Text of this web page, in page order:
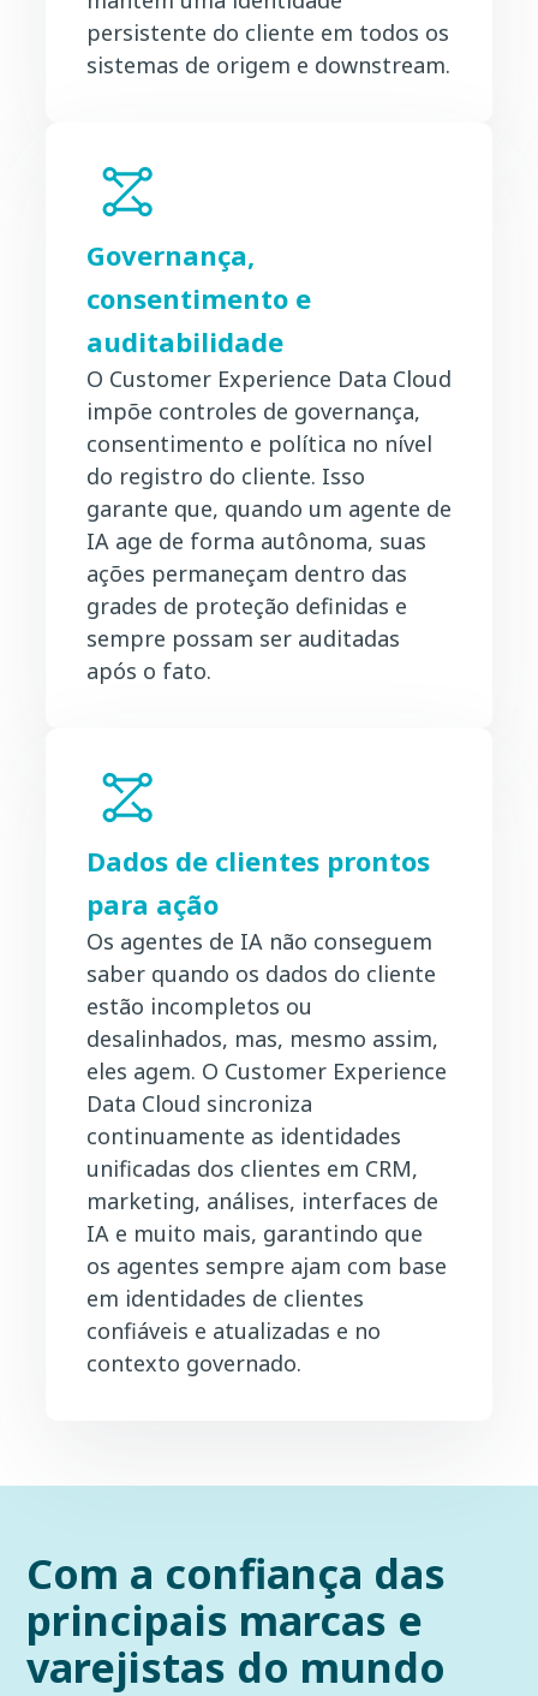
persistente do cliente em todos os
sistemas de origem e downstream.
Governança,
consentimento e
auditabilidade
O Customer Experience Data Cloud
impõe controles de governança,
consentimento e política no nível
do registro do cliente. Isso
garante que, quando um agente de
IA age de forma autônoma, suas
ações permaneçam dentro das
grades de proteção definidas e
sempre possam ser auditadas
após o fato.
Dados de clientes prontos
para ação
Os agentes de IA não conseguem
saber quando os dados do cliente
estão incompletos ou
desalinhados, mas, mesmo assim,
eles agem. O Customer Experience
Data Cloud sincroniza
continuamente as identidades
unificadas dos clientes em CRM,
marketing, análises, interfaces de
IA e muito mais, garantindo que
os agentes sempre ajam com base
em identidades de clientes
confiáveis e atualizadas e no
contexto governado.
Com a confiança das
principais marcas e
varejistas do mundo